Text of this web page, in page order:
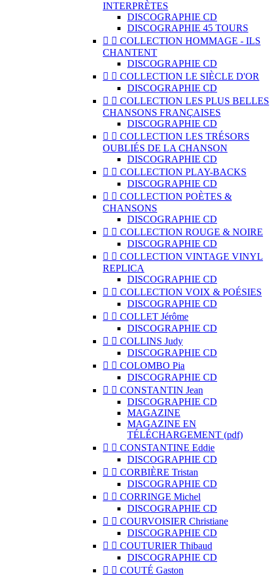
INTERPRÈTES
DISCOGRAPHIE CD
DISCOGRAPHIE 45 TOURS
  COLLECTION HOMMAGE - ILS
CHANTENT
DISCOGRAPHIE CD
  COLLECTION LE SIÈCLE D'OR
DISCOGRAPHIE CD
  COLLECTION LES PLUS BELLES
CHANSONS FRANÇAISES
DISCOGRAPHIE CD
  COLLECTION LES TRÉSORS
OUBLIÉS DE LA CHANSON
DISCOGRAPHIE CD
  COLLECTION PLAY-BACKS
DISCOGRAPHIE CD
  COLLECTION POÈTES &
CHANSONS
DISCOGRAPHIE CD
  COLLECTION ROUGE & NOIRE
DISCOGRAPHIE CD
  COLLECTION VINTAGE VINYL
REPLICA
DISCOGRAPHIE CD
  COLLECTION VOIX & POÉSIES
DISCOGRAPHIE CD
  COLLET Jérôme
DISCOGRAPHIE CD
  COLLINS Judy
DISCOGRAPHIE CD
  COLOMBO Pia
DISCOGRAPHIE CD
  CONSTANTIN Jean
DISCOGRAPHIE CD
MAGAZINE
MAGAZINE EN
TÉLÉCHARGEMENT (pdf)
  CONSTANTINE Eddie
DISCOGRAPHIE CD
  CORBIÈRE Tristan
DISCOGRAPHIE CD
  CORRINGE Michel
DISCOGRAPHIE CD
  COURVOISIER Christiane
DISCOGRAPHIE CD
  COUTURIER Thibaud
DISCOGRAPHIE CD
  COUTÉ Gaston